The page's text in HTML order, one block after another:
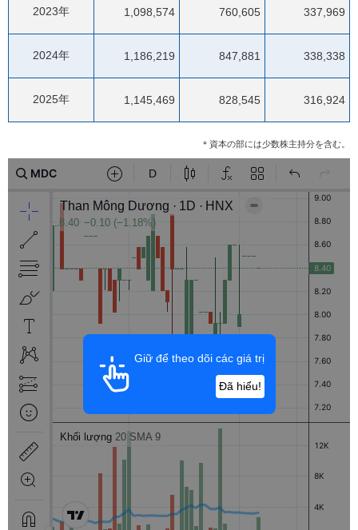
2023年 1,098,574 760,605 337,969
2024年 1,186,219 847,881 338,338
2025年 1,145,469 828,545 316,924
＊資本の部には少数株主持分を含む。